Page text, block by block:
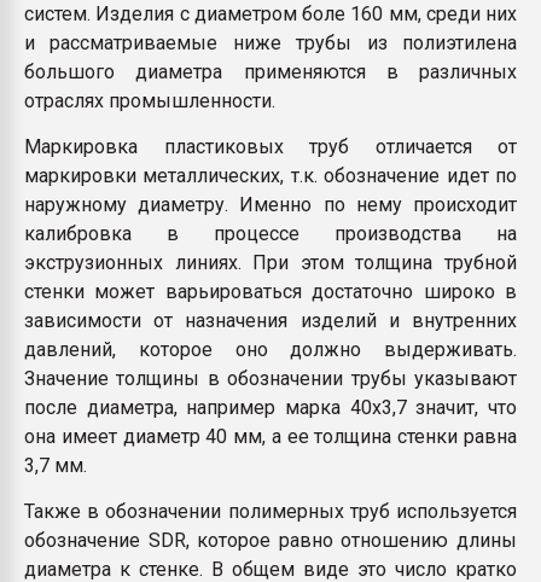
систем. Изделия с диаметром боле 160 мм, среди них
и рассматриваемые ниже трубы из полиэтилена
большого диаметра применяются в различных
отраслях промышленности.
Маркировка пластиковых труб отличается от
маркировки металлических, т.к. обозначение идет по
наружному диаметру. Именно по нему происходит
калибровка в процессе производства на
экструзионных линиях. При этом толщина трубной
стенки может варьироваться достаточно широко в
зависимости от назначения изделий и внутренних
давлений, которое оно должно выдерживать.
Значение толщины в обозначении трубы указывают
после диаметра, например марка 40х3,7 значит, что
она имеет диаметр 40 мм, а ее толщина стенки равна
3,7 мм.
Также в обозначении полимерных труб используется
обозначение SDR, которое равно отношению длины
диаметра к стенке. В общем виде это число кратко